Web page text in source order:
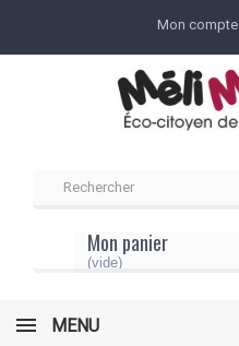
Mon compte
Mon panier
(vide)
MENU